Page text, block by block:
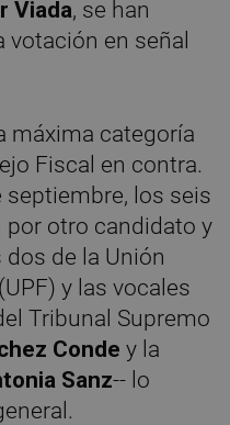
Viada, se han
votación en señal
máxima categoría
Fiscal en contra.
septiembre, los seis
por otro candidato y
de la Unión
y las vocales
Tribunal Supremo
Conde y la
Sanz-- lo